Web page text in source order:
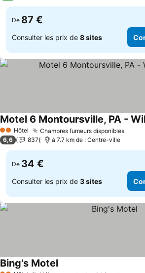
De 87 €
Consulter les prix de 8 sites
2 Étoiles
Hôtel Chambres fumeurs disponibles
Motel 6 Montoursville, PA -
6,6 837 à 7.7 km de : Centre-ville
De 34 €
Consulter les prix de 3 sites
Bing's MotelConsulter les prix